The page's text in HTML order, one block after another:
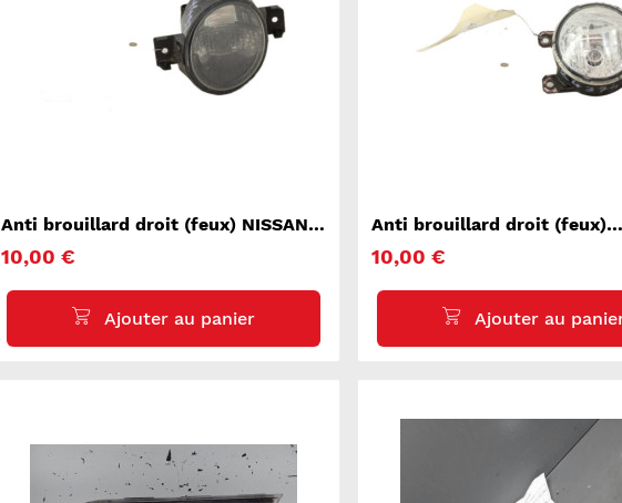
Anti brouillard droit (feux) NISSAN
10,00 €
Anti brouillard droit (feux)
10,00 €